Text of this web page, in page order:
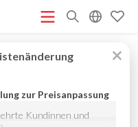
2026
2025
PROFILE GB(3M) COMPANY
(16M)
StarTeam 2
Instructions